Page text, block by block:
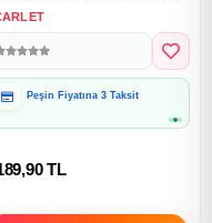
Hediye Paketine Uygun
TL